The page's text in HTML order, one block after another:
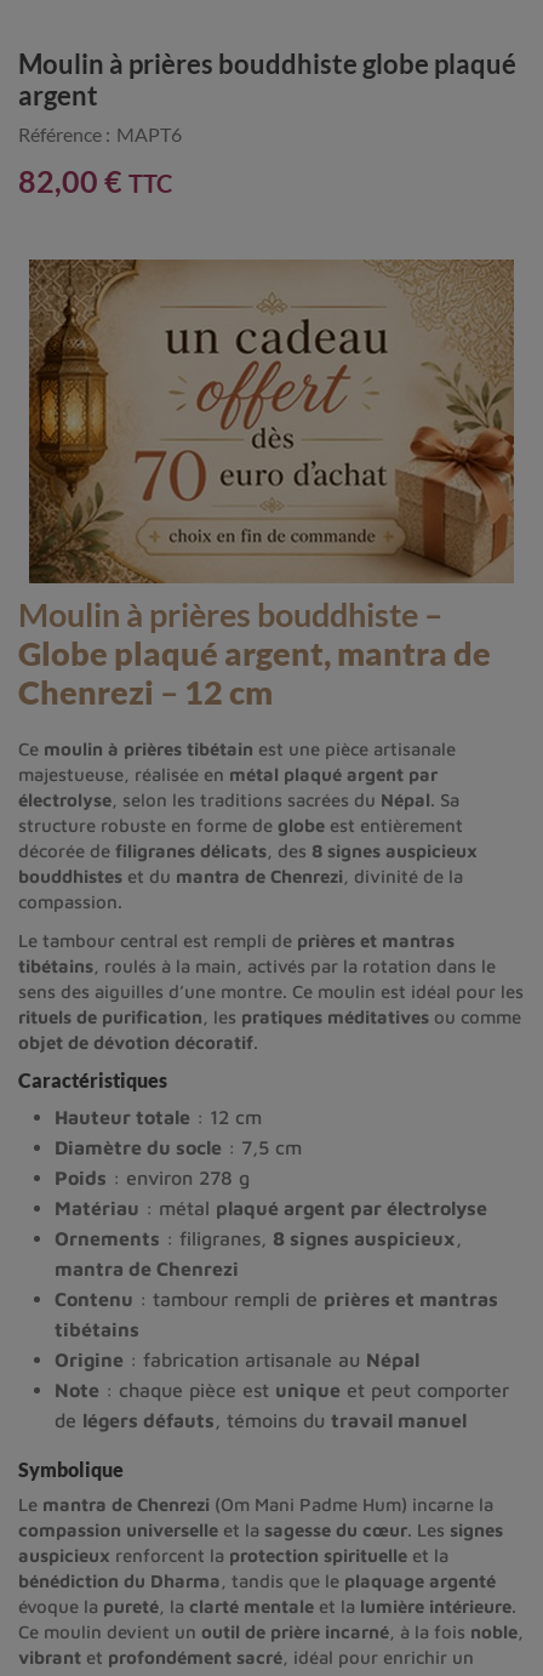
Moulin à prières bouddhiste globe plaqué
argent
Référence : MAPT6
82,00 € TTC
Moulin à prières bouddhiste –
Globe plaqué argent, mantra de
Chenrezi – 12 cm
Ce moulin à prières tibétain est une pièce artisanale
majestueuse, réalisée en métal plaqué argent par
électrolyse , selon les traditions sacrées du Népal. Sa
structure robuste en forme de globe est entièrement
décorée de filigranes délicats , des 8 signes auspicieux
bouddhistes et du mantra de Chenrezi , divinité de la
compassion.
Le tambour central est rempli de prières et mantras
tibétains , roulés à la main, activés par la rotation dans le
sens des aiguilles d’une montre. Ce moulin est idéal pour les
rituels de purification , les pratiques méditatives ou comme
objet de dévotion décoratif.
Caractéristiques
Hauteur totale : 12 cm
Diamètre du socle : 7,5 cm
Poids : environ 278 g
Matériau : métal plaqué argent par électrolyse
Ornements : filigranes, 8 signes auspicieux
mantra de Chenrezi
Contenu : tambour rempli de prières et mantras
tibétains
Origine : fabrication artisanale au Népal
Note : chaque pièce est unique et peut comporter
de légers défauts , témoins du travail manuel
Symbolique
Le mantra de Chenrezi (Om Mani Padme Hum) incarne la
compassion universelle et la sagesse du cœur. Les signes
auspicieux renforcent la protection spirituelle et la
bénédiction du Dharma , tandis que le plaquage argenté
évoque la pureté , la clarté mentale et la lumière intérieure.
Ce moulin devient un outil de prière incarné , à la fois noble
vibrant et profondément sacré , idéal pour enrichir un